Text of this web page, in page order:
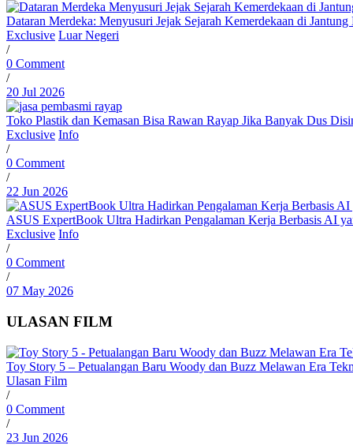
Dataran Merdeka: Menyusuri Jejak Sejarah Kemerdekaan di
Exclusive Luar Negeri
/
0 Comment
/
20 Jul 2026
Toko Plastik dan Kemasan Bisa Rawan Rayap Jika Banyak Dus
Exclusive Info
/
0 Comment
/
22 Jun 2026
ASUS ExpertBook Ultra Hadirkan Pengalaman Kerja Berbasis AI
Exclusive Info
/
0 Comment
/
07 May 2026
ULASAN FILM
Toy Story 5 – Petualangan Baru Woody dan Buzz Melawan Era
Ulasan Film
/
0 Comment
/
23 Jun 2026